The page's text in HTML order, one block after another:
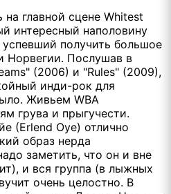
главной сцене Whitest
интересный наполовину
получить большое
Норвегии. Послушав в
(2006) и "Rules" (2009),
инди-рок для
Живьем WBA
грува и прыгучести.
(Еrlend Oye) отлично
образ нерда
заметить, что он и вне
и вся группа (в лыжных
очень целостно. В